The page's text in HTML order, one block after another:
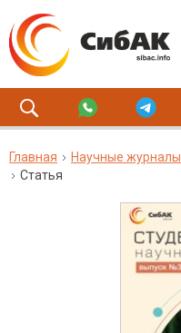
Главная Научные журналы
Статья